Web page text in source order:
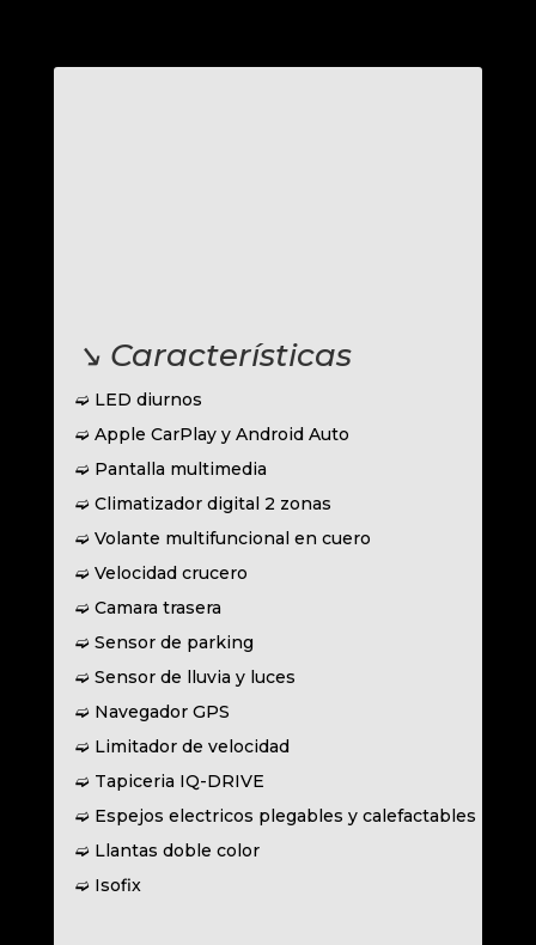
↘︎ Características
➫ LED diurnos
➫ Apple CarPlay y Android Auto
➫ Pantalla multimedia
➫ Climatizador digital 2 zonas
➫ Volante multifuncional en cuero
➫ Velocidad crucero
➫ Camara trasera
➫ Sensor de parking
➫ Sensor de lluvia y luces
➫ Navegador GPS
➫ Limitador de velocidad
➫ Tapiceria IQ-DRIVE
➫ Espejos electricos plegables y calefactables
➫ Llantas doble color
➫ Isofix